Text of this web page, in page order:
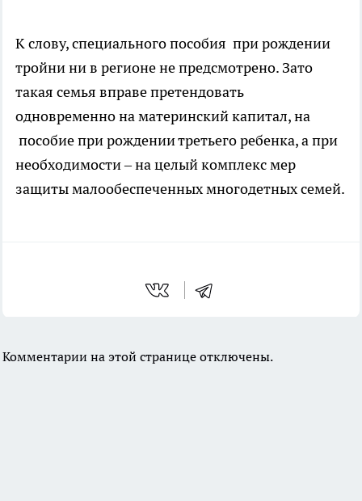
К слову, специального пособия при рождении
тройни ни в регионе не предсмотрено. Зато
такая семья вправе претендовать
одновременно на материнский капитал, на
пособие при рождении третьего ребенка, а при
необходимости – на целый комплекс мер
защиты малообеспеченных многодетных семей.
Комментарии на этой странице отключены.